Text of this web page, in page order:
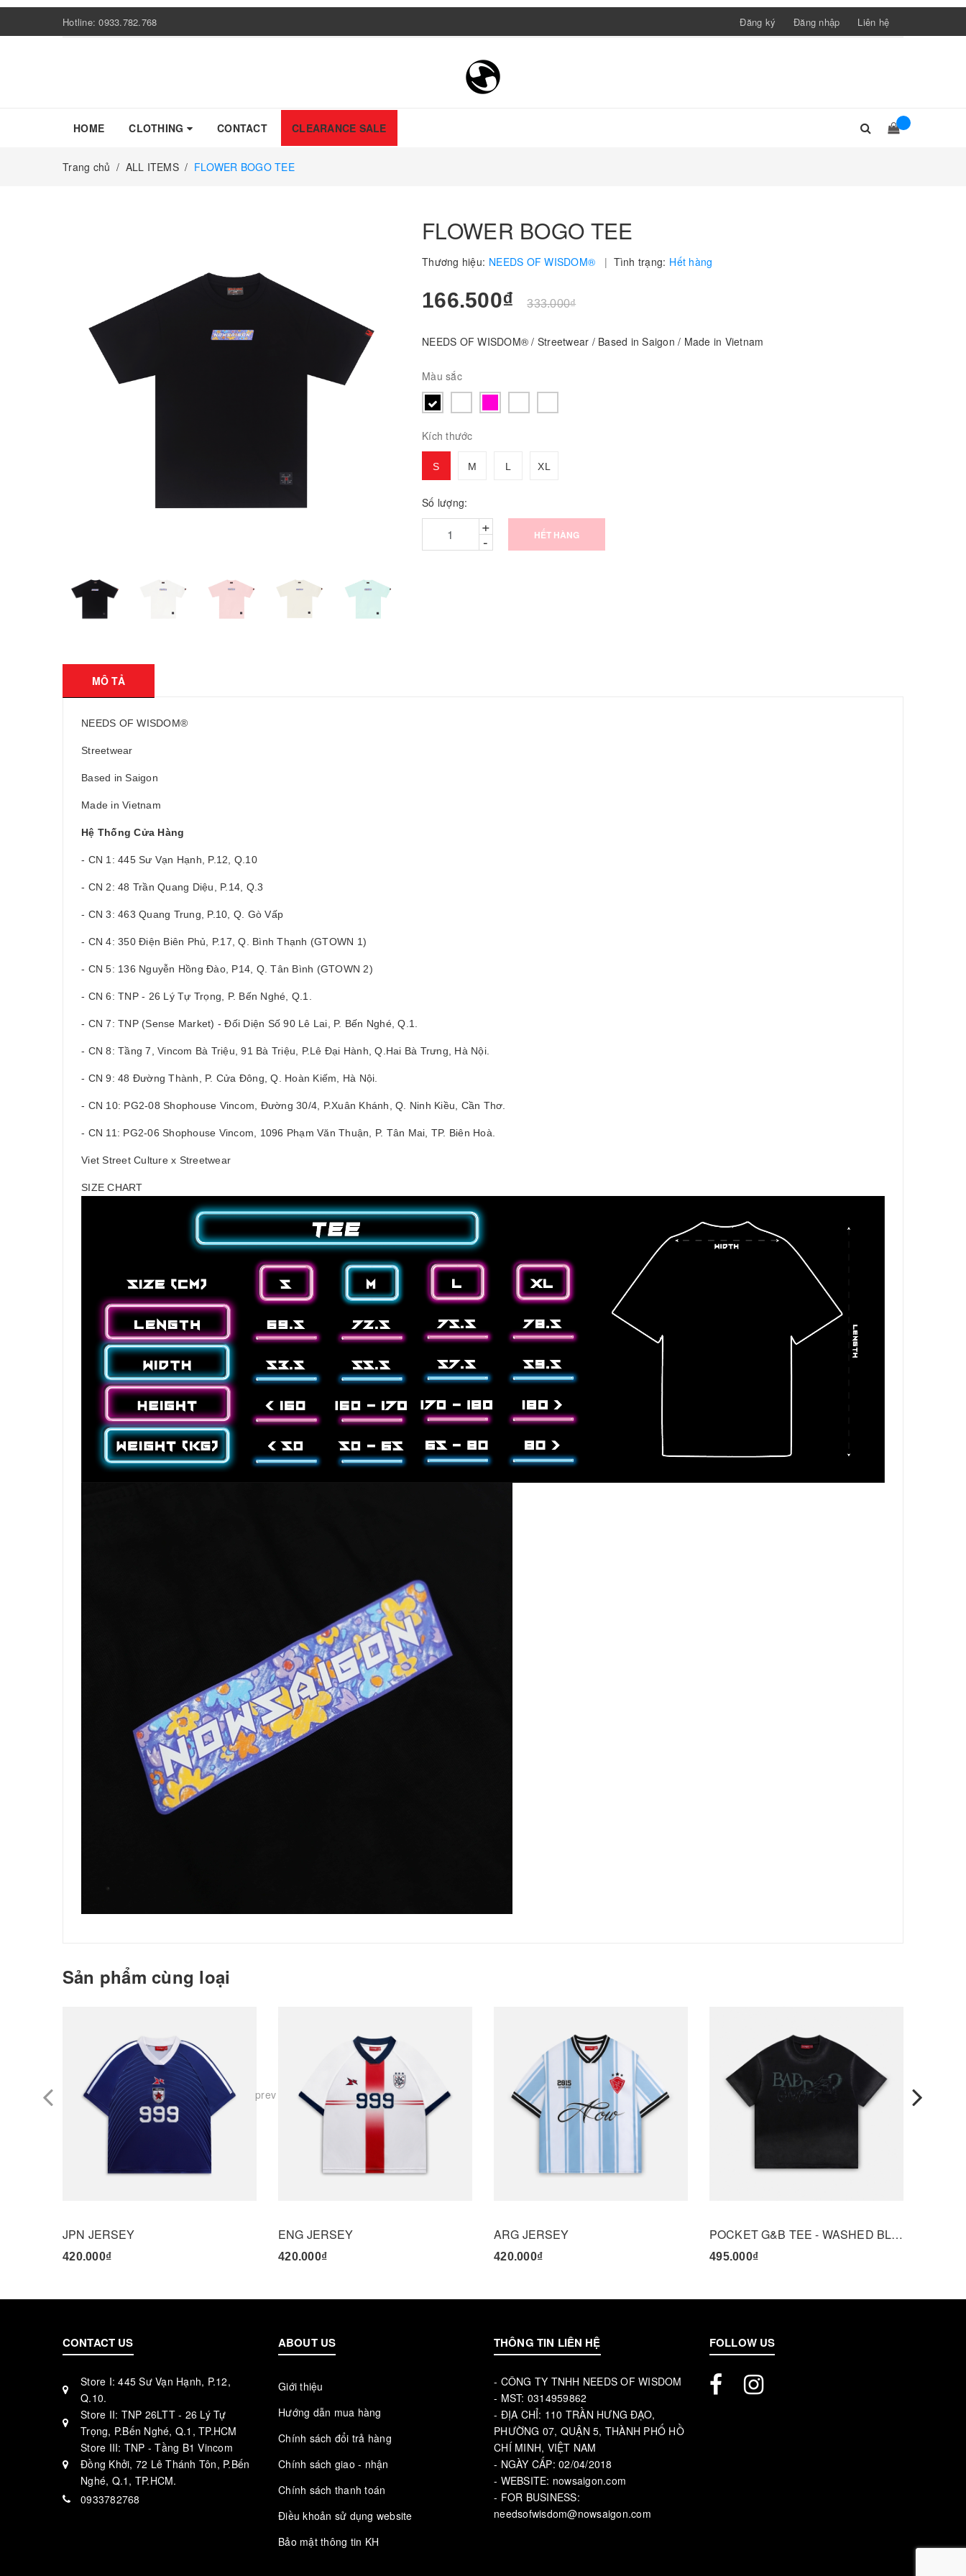
Hotline:0933.782.768 Đăng ký Đăng nhập Liên hệ
HOME CLOTHING CONTACT CLEARANCE SALE
Trang chủ / ALL ITEMS / FLOWER BOGO TEE
FLOWER BOGO TEE
Thương hiệu: NEEDS OF WISDOM® | Tình trạng: Hết hàng
166.500₫ 333.000₫
NEEDS OF WISDOM® / Streetwear / Based in Saigon / Made in Vietnam
Màu sắc
Kích thước
S M L XL
Số lượng:
+
- HẾT HÀNG
MÔ TẢ
NEEDS OF WISDOM®
Streetwear
Based in Saigon
Made in Vietnam
Hệ Thống Cửa Hàng
- CN 1: 445 Sư Vạn Hạnh, P.12, Q.10
- CN 2: 48 Trần Quang Diệu, P.14, Q.3
- CN 3: 463 Quang Trung, P.10, Q. Gò Vấp
- CN 4: 350 Điện Biên Phủ, P.17, Q. Bình Thạnh (GTOWN 1)
- CN 5: 136 Nguyễn Hồng Đào, P14, Q. Tân Bình (GTOWN 2)
- CN 6: TNP - 26 Lý Tự Trọng, P. Bến Nghé, Q.1.
- CN 7: TNP (Sense Market) - Đối Diện Số 90 Lê Lai, P. Bến Nghé, Q.1.
- CN 8: Tầng 7, Vincom Bà Triệu, 91 Bà Triệu, P.Lê Đại Hành, Q.Hai Bà Trưng, Hà Nội.
- CN 9: 48 Đường Thành, P. Cửa Đông, Q. Hoàn Kiếm, Hà Nội.
- CN 10: PG2-08 Shophouse Vincom, Đường 30/4, P.Xuân Khánh, Q. Ninh Kiều, Cần Thơ.
- CN 11: PG2-06 Shophouse Vincom, 1096 Phạm Văn Thuận, P. Tân Mai, TP. Biên Hoà.
Viet Street Culture x Streetwear
SIZE CHART
Sản phẩm cùng loại
JPN JERSEY
420.000₫
ENG JERSEY
420.000₫
ARG JERSEY
420.000₫
POCKET G&B TEE - WASHED BLACK
495.000₫
prev
CONTACT US
Store I: 445 Sư Vạn Hạnh, P.12,
Q.10.
Store II: TNP 26LTT - 26 Lý Tự
Trọng, P.Bến Nghé, Q.1, TP.HCM
Store III: TNP - Tầng B1 Vincom
Đồng Khởi, 72 Lê Thánh Tôn, P.Bến
Nghé, Q.1, TP.HCM.
0933782768
ABOUT US
Giới thiệu
Hướng dẫn mua hàng
Chính sách đổi trả hàng
Chính sách giao - nhận
Chính sách thanh toán
Điều khoản sử dụng website
Bảo mật thông tin KH
THÔNG TIN LIÊN HỆ
- CÔNG TY TNHH NEEDS OF WISDOM
- MST: 0314959862
- ĐỊA CHỈ: 110 TRẦN HƯNG ĐẠO,
PHƯỜNG 07, QUẬN 5, THÀNH PHỐ HỒ
CHÍ MINH, VIỆT NAM
- NGÀY CẤP: 02/04/2018
- WEBSITE: nowsaigon.com
- FOR BUSINESS:
needsofwisdom@nowsaigon.com
FOLLOW US